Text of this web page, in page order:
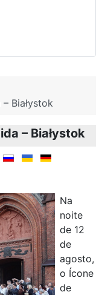
Białystok
– Białystok
Na
noite
de 12
de
agosto,
o Ícone
de